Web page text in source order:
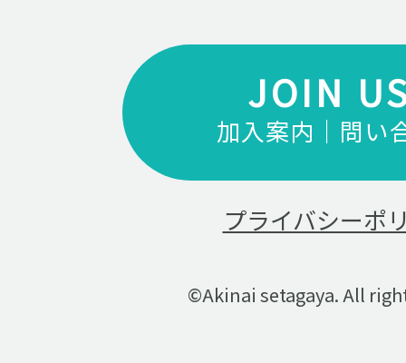
JOIN
加入案内｜問い
プライバシーポ
©Akinai setagaya. All